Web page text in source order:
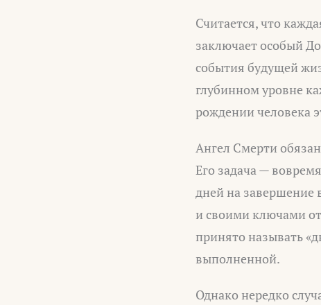
Считается, что
заключает особый
события будущей
глубинном уровне
рождении человека
Ангел Смерти
Его задача —
дней на завершение
и своими ключами
принято называть
выполненной.
Однако нередко